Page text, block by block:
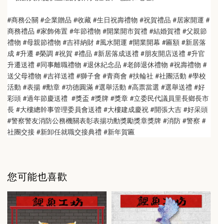
#商務公關 #企業贈品 #收藏 #生日祝壽禮物 #祝賀禮品 #居家開運 #
商務禮品 #家飾佈置 #年節禮物 #開業開市賀禮 #結婚賀禮 #父親節
禮物 #母親節禮物 #吉祥納財 #風水開運 #開業開幕 #匾額 #新居落
成 #升遷 #榮調 #祝賀 #禮品 #新居落成送禮 #朋友開店送禮 #升官
升遷送禮 #同事離職禮物 #退休紀念品 #老師退休禮物 #祝壽禮物 #
送父母禮物 #吉祥送禮 #獅子會 #青商會 #扶輪社 #社團活動 #學校
活動 #表揚 #勳章 #功德圓滿 #選舉活動 #高票當選 #選舉送禮 #好
彩頭 #過年節慶送禮  #獎盃 #獎牌 #獎章 #立委民代議員里長鄉長市
長 #大樓總幹事管理委員會送禮 #大樓建成慶祝 #開張大吉 #好采頭
#警察警友消防公務機關表彰表揚功勳獎勵獎章獎牌 #消防 #警察 #
社團交接 #新卸任就職交接典禮 #新年賀匾
您可能也喜歡